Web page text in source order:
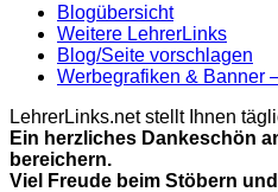
Blogübersicht
Weitere LehrerLinks
Blog/Seite vorschlagen
Werbegrafiken & Banner
LehrerLinks.net stellt Ihnen
Ein herzliches Dankeschön
bereichern.
Viel Freude beim Stöbern